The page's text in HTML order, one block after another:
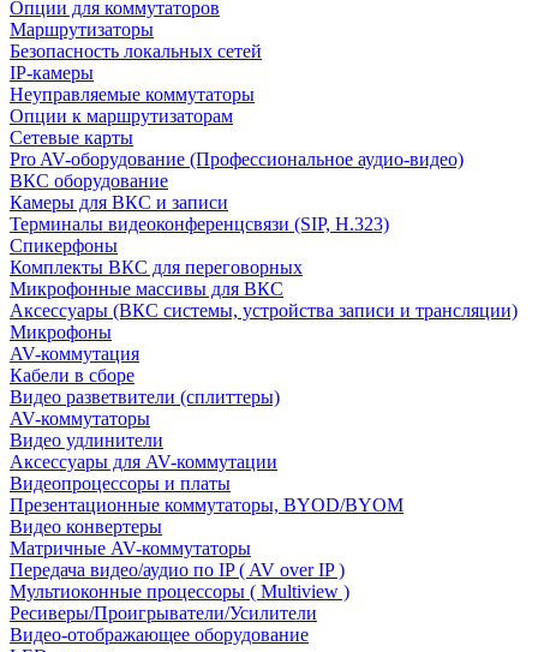
Опции для коммутаторов
Маршрутизаторы
Безопасность локальных сетей
IP-камеры
Неуправляемые коммутаторы
Опции к маршрутизаторам
Сетевые карты
Pro AV-оборудование (Профессиональное аудио-видео)
ВКС оборудование
Камеры для ВКС и записи
Терминалы видеоконференцсвязи (SIP, H.323)
Спикерфоны
Комплекты ВКС для переговорных
Микрофонные массивы для ВКС
Аксессуары (ВКС системы, устройства записи и трансляции)
Микрофоны
AV-коммутация
Кабели в сборе
Видео разветвители (сплиттеры)
AV-коммутаторы
Видео удлинители
Аксессуары для AV-коммутации
Видеопроцессоры и платы
Презентационные коммутаторы, BYOD/BYOM
Видео конвертеры
Матричные AV-коммутаторы
Передача видео/аудио по IP ( AV over IP )
Мультиоконные процессоры ( Multiview )
Ресиверы/Проигрыватели/Усилители
Видео-отображающее оборудование